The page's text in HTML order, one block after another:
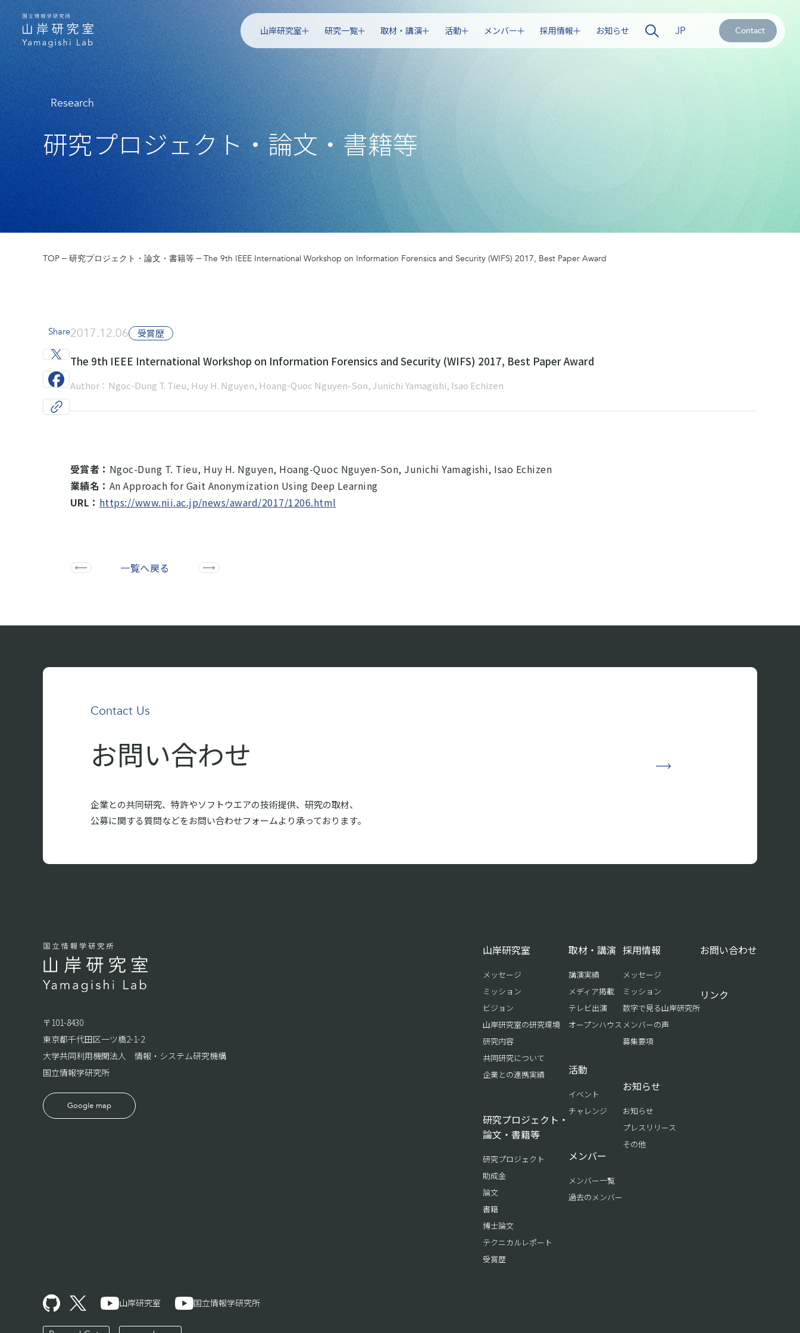
山岸研究室 研究一覧 取材・講演 活動 メンバー 採用情報 お知らせ JP Contact
Research
研究プロジェクト・論文・書籍等
TOP 研究プロジェクト・論文・書籍等 The 9th IEEE International Workshop on Information Forensics and Security (WIFS) 2017, Best Paper Award
Share2017.12.06 受賞歴
The 9th IEEE International Workshop on Information Forensics and Security (WIFS) 2017, Best Paper Award
Author：Ngoc-Dung T. Tieu, Huy H. Nguyen, Hoang-Quoc Nguyen-Son, Junichi Yamagishi, Isao Echizen
受賞者： Ngoc-Dung T. Tieu, Huy H. Nguyen, Hoang-Quoc Nguyen-Son, Junichi Yamagishi, Isao Echizen
業績名： An Approach for Gait Anonymization Using Deep Learning
URL： https://www.nii.ac.jp/news/award/2017/1206.html
一覧へ戻る
Contact Us
お問い合わせ
企業との共同研究、特許やソフトウエアの技術提供、研究の取材、
公募に関する質問などをお問い合わせフォームより承っております。
〒101-8430
東京都千代田区一ツ橋2-1-2
大学共同利用機関法人 情報・システム研究機構
国立情報学研究所
Google map
山岸研究室
メッセージ
ミッション
ビジョン
山岸研究室の研究環境
研究内容
共同研究について
企業との連携実績
研究プロジェクト・
論文・書籍等
研究プロジェクト
助成金
論文
書籍
博士論文
テクニカルレポート
受賞歴
取材・講演
講演実績
メディア掲載
テレビ出演
オープンハウス
活動
イベント
チャレンジ
メンバー
メンバー一覧
過去のメンバー
採用情報
メッセージ
ミッション
数字で見る山岸研究所
メンバーの声
募集要項
お知らせ
お知らせ
プレスリリース
その他
お問い合わせ
リンク
山岸研究室 国立情報学研究所